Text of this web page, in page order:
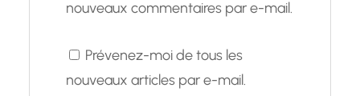
nouveaux commentaires par e-mail.
Prévenez-moi de tous les
nouveaux articles par e-mail.